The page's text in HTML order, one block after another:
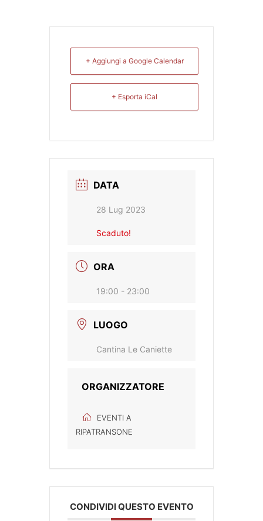
+ Aggiungi a Google Calendar
+ Esporta iCal
DATA
28 Lug 2023
Scaduto!
ORA
19:00 - 23:00
LUOGO
Cantina Le Caniette
ORGANIZZATORE
EVENTI A
RIPATRANSONE
CONDIVIDI QUESTO EVENTO